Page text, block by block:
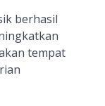
berhasil
tempat